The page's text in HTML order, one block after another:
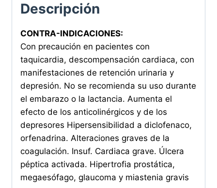
Descripción
CONTRA-INDICACIONES:
Con precaución en pacientes con
taquicardia, descompensación cardiaca, con
manifestaciones de retención urinaria y
depresión. No se recomienda su uso durante
el embarazo o la lactancia. Aumenta el
efecto de los anticolinérgicos y de los
depresores Hipersensibilidad a diclofenaco,
orfenadrina. Alteraciones graves de la
coagulación. Insuf. Cardiaca grave. Úlcera
péptica activada. Hipertrofia prostática,
megaesófago, glaucoma y miastenia gravis